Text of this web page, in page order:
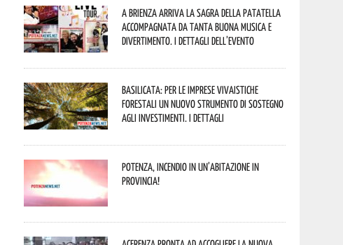
A Brienza arriva la Sagra della Patatella
accompagnata da tanta buona musica e
divertimento. I dettagli dell’evento
Basilicata: per le imprese vivaistiche
forestali un nuovo strumento di sostegno
agli investimenti. I dettagli
Potenza, incendio in un’abitazione in
provincia!